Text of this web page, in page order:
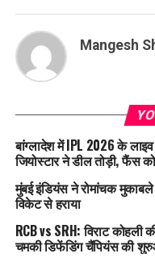
Mangesh
बांग्लादेश में IPL 2026 के
जियोस्टार ने डील तोड़ी, फैंस
मुंबई इंडियंस ने रोमांचक
विकेट से हराया
RCB vs SRH: विराट कोहली
चमकी डिफेंडिंग चैंपियंस की